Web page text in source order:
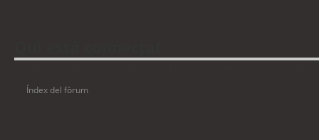
Índex del fòrum